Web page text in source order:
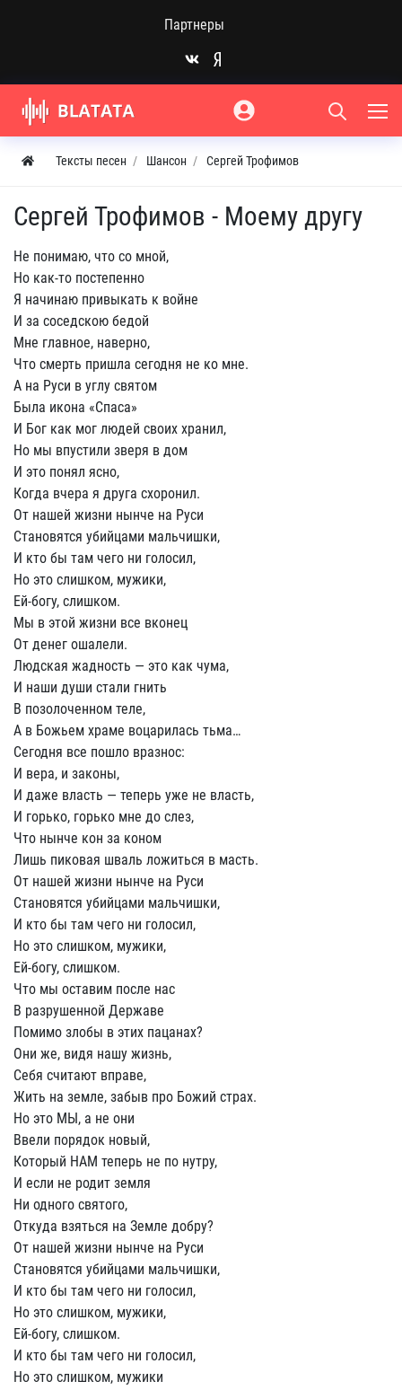
Партнеры
Тексты песен Шансон Сергей Трофимов
Сергей Трофимов - Моему другу
He понимаю, что со мной,
Но как-то постепенно
Я начинаю привыкать к войне
И за соседскою бедой
Мне главное, наверно,
Что смерть пришла сегодня не ко мне.
А на Руси в углу святом
Была икона «Спаса»
И Бог как мог людей своих хранил,
Но мы впустили зверя в дом
И это понял ясно,
Когда вчера я друга схоронил.
От нашей жизни нынче на Руси
Становятся убийцами мальчишки,
И кто бы там чего ни голосил,
Но это слишком, мужики,
Ей-богу, слишком.
Мы в этой жизни все вконец
От денег ошалели.
Людская жадность — это как чума,
И наши души стали гнить
В позолоченном теле,
А в Божьем храме воцарилась тьма…
Сегодня все пошло вразнос:
И вера, и законы,
И даже власть — теперь уже не власть,
И горько, горько мне до слез,
Что нынче кон за коном
Лишь пиковая шваль ложиться в масть.
От нашей жизни нынче на Руси
Становятся убийцами мальчишки,
И кто бы там чего ни голосил,
Но это слишком, мужики,
Ей-богу, слишком.
Что мы оставим после нас
В разрушенной Державе
Помимо злобы в этих пацанах?
Они же, видя нашу жизнь,
Себя считают вправе,
Жить на земле, забыв про Божий страх.
Но это МЫ, а не они
Ввели порядок новый,
Который НАМ теперь не по нутру,
И если не родит земля
Ни одного святого,
Откуда взяться на Земле добру?
От нашей жизни нынче на Руси
Становятся убийцами мальчишки,
И кто бы там чего ни голосил,
Но это слишком, мужики,
Ей-богу, слишком.
И кто бы там чего ни голосил,
Но это слишком, мужики